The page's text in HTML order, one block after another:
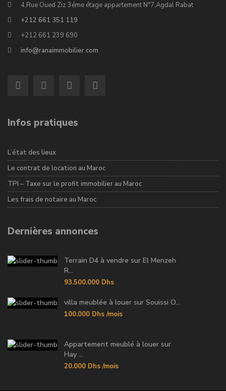
4,Rue Oued Ziz 3éme étage appartement N°7,Agdal Rabat
+212 661 351 119
+212 661 239 690
info@ranaimmobilier.com
Infos pratiques
L’état des lieux
Le contrat de location au Maroc
TPI – Taxe sur le profit immobilier au Maroc
Les frais de notaire au Maroc
Dernières annonces
Terrain D4 à vendre sur El Menzeh
R...
93.500.000 Dhs
villa meublée à louer sur Souissi O...
100.000 Dhs /mois
Appartement meublé à louer sur
Hay ...
20.000 Dhs /mois